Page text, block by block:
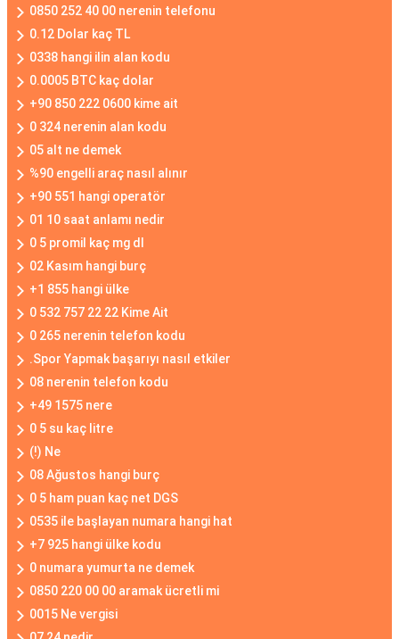
0850 252 40 00 nerenin telefonu
0.12 Dolar kaç TL
0338 hangi ilin alan kodu
0.0005 BTC kaç dolar
+90 850 222 0600 kime ait
0 324 nerenin alan kodu
05 alt ne demek
%90 engelli araç nasıl alınır
+90 551 hangi operatör
01 10 saat anlamı nedir
0 5 promil kaç mg dl
02 Kasım hangi burç
+1 855 hangi ülke
0 532 757 22 22 Kime Ait
0 265 nerenin telefon kodu
.Spor Yapmak başarıyı nasıl etkiler
08 nerenin telefon kodu
+49 1575 nere
0 5 su kaç litre
(!) Ne
08 Ağustos hangi burç
0 5 ham puan kaç net DGS
0535 ile başlayan numara hangi hat
+7 925 hangi ülke kodu
0 numara yumurta ne demek
0850 220 00 00 aramak ücretli mi
0015 Ne vergisi